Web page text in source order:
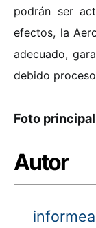
podrán ser
efectos, la
adecuado,
debido
Foto
Autor